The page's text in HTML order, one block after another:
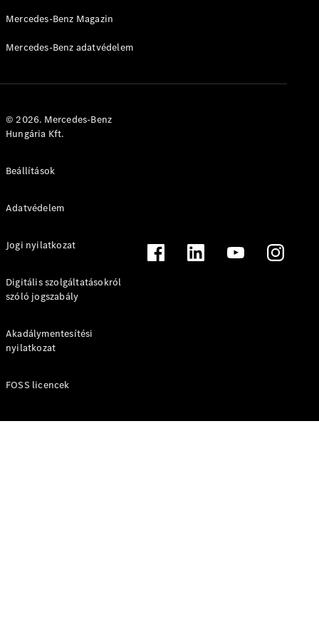
Mercedes-Benz Magazin
Mercedes-Benz adatvédelem
© 2026. Mercedes-Benz
Hungária Kft.
Beállítások
Adatvédelem
Jogi nyilatkozat
Digitális szolgáltatásokról
szóló jogszabály
Akadálymentesítési
nyilatkozat
FOSS licencek